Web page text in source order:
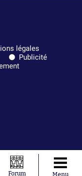
légales
Publicité
Forum Menu